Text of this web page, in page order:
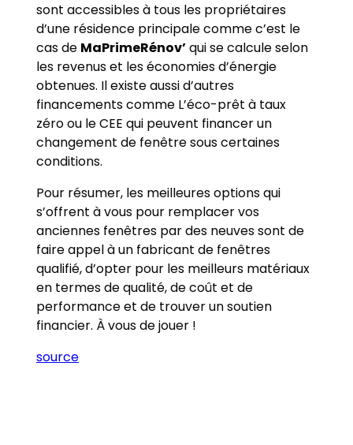
sont accessibles à tous les propriétaires
d’une résidence principale comme c’est le
cas de MaPrimeRénov’qui se calcule selon
les revenus et les économies d’énergie
obtenues. Il existe aussi d’autres
financements comme L’éco-prêt à taux
zéro ou le CEE qui peuvent financer un
changement de fenêtre sous certaines
conditions.
Pour résumer, les meilleures options qui
s’offrent à vous pour remplacer vos
anciennes fenêtres par des neuves sont de
faire appel à un fabricant de fenêtres
qualifié, d’opter pour les meilleurs matériaux
en termes de qualité, de coût et de
performance et de trouver un soutien
financier. À vous de jouer !
source